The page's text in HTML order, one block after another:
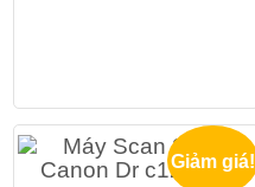
Giảm giá!